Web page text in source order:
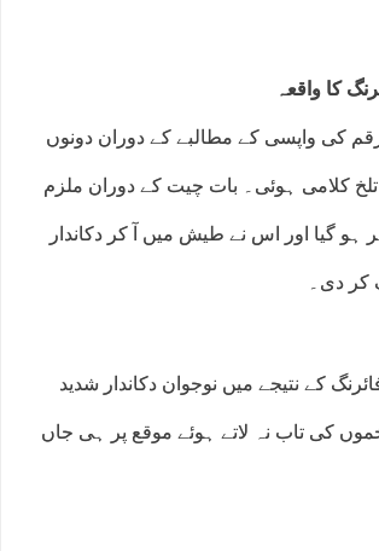
کا واقعہ
کی واپسی کے مطالبے کے دوران دونوں
کلامی ہوئی۔ بات چیت کے دوران ملزم
ہو گیا اور اس نے طیش میں آ کر دکاندار
کر دی۔
کے نتیجے میں نوجوان دکاندار شدید
کی تاب نہ لاتے ہوئے موقع پر ہی جاں